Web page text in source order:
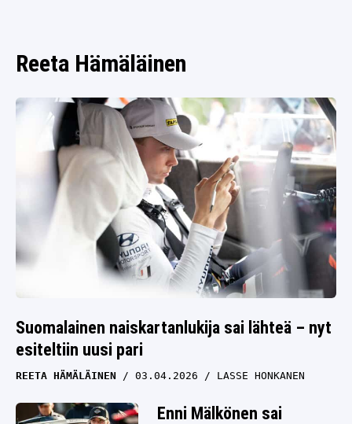
Reeta Hämäläinen
Suomalainen naiskartanlukija sai lähteä – nyt
esiteltiin uusi pari
REETA HÄMÄLÄINEN 03.04.2026 LASSE HONKANEN
Enni Mälkönen sai